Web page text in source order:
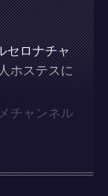
セロナチャ
ホステスに
チャンネル